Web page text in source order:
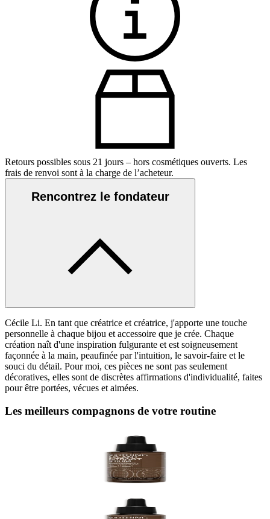
Retours possibles sous 21 jours – hors cosmétiques ouverts. Les
frais de renvoi sont à la charge de l’acheteur.
Rencontrez le fondateur
Cécile Li. En tant que créatrice et créatrice, j'apporte une touche
personnelle à chaque bijou et accessoire que je crée. Chaque
création naît d'une inspiration fulgurante et est soigneusement
façonnée à la main, peaufinée par l'intuition, le savoir-faire et le
souci du détail. Pour moi, ces pièces ne sont pas seulement
décoratives, elles sont de discrètes affirmations d'individualité, faites
pour être portées, vécues et aimées.
Les meilleurs compagnons de votre routine